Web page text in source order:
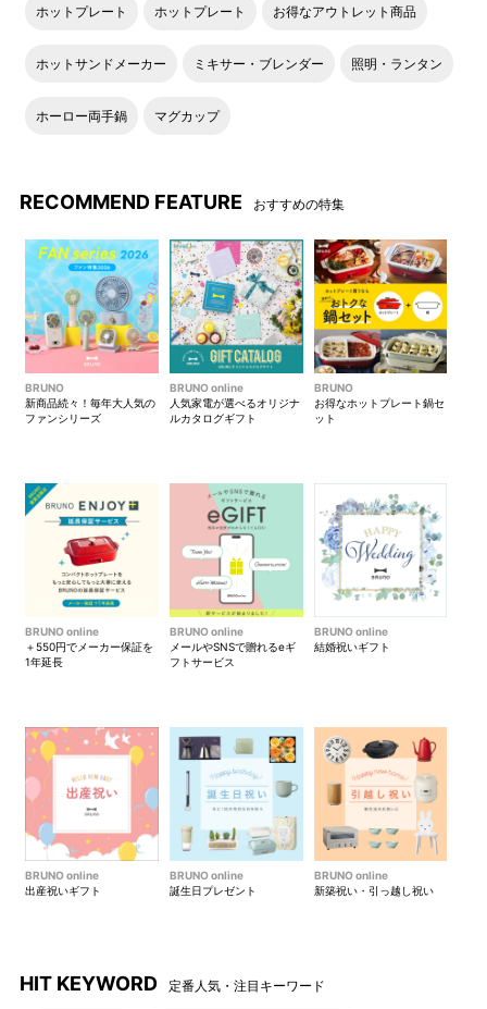
ホットプレート ホットプレート お得なアウトレット商品
ホットサンドメーカー ミキサー・ブレンダー 照明・ランタン
ホーロー両手鍋 マグカップ
RECOMMEND FEATURE おすすめの特集
BRUNO
新商品続々！毎年大人気の
ファンシリーズ
BRUNO online
人気家電が選べるオリジナ
ルカタログギフト
BRUNO
お得なホットプレート鍋セ
ット
BRUNO online
＋550円でメーカー保証を
1年延長
BRUNO online
メールやSNSで贈れるeギ
フトサービス
BRUNO online
結婚祝いギフト
BRUNO online
出産祝いギフト
BRUNO online
誕生日プレゼント
BRUNO online
新築祝い・引っ越し祝い
HIT KEYWORD 定番人気・注目キーワード